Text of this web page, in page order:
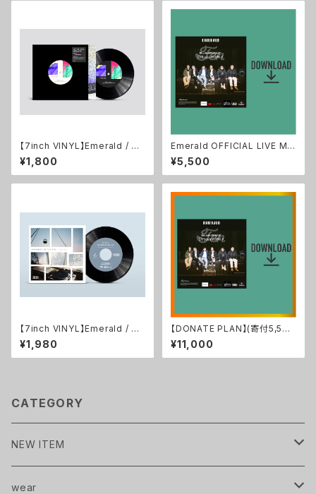
【7inch VINYL】Emerald / UP
TO YOU・MIRAGE
¥1,800
Emerald OFFICIAL LIVE MO
VIE 2022.1 TEN at SHIBUYA
WWWX (Data)
¥5,500
【7inch VINYL】Emerald / ゆ
らめき IN THE AIR ・黎明 x フ
ルコトブミ
¥1,980
【DONATE PLAN】(寄付5,500
円) Emerald OFFICIAL LIVE
MOVIE 2022.1 TEN at SHIB
UYA WWWX (Data)
¥11,000
CATEGORY
NEW ITEM
Pavlov City
wear